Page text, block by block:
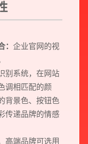
：企业官网的视
别系统，在网站
调相匹配的颜
背景色、按钮色
传递品牌的情感
高端品牌可选用